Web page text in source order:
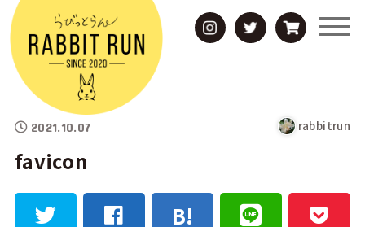
2021.10.07 rabbitrun
favicon